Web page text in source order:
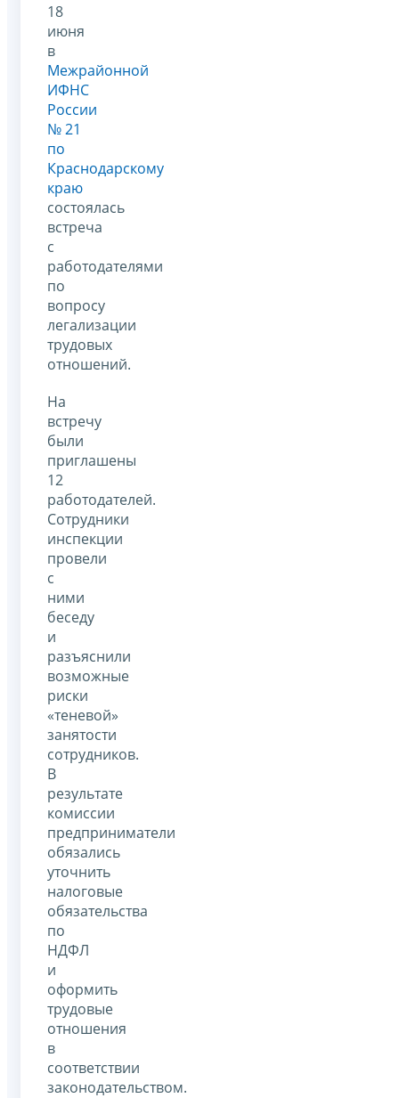
18
июня
в
Межрайонной
ИФНС
России
№ 21
по
Краснодарскому
краю
состоялась
встреча
с
работодателями
по
вопросу
легализации
трудовых
отношений.
На
встречу
были
приглашены
12
работодателей.
Сотрудники
инспекции
провели
с
ними
беседу
и
разъяснили
возможные
риски
«теневой»
занятости
сотрудников.
В
результате
комиссии
предприниматели
обязались
уточнить
налоговые
обязательства
по
НДФЛ
и
оформить
трудовые
отношения
в
соответствии
законодательством.